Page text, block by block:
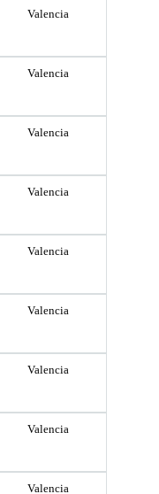
Valencia
Valencia
Valencia
Valencia
Valencia
Valencia
Valencia
Valencia
Valencia